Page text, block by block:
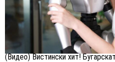
(Видео) Вистински хит!